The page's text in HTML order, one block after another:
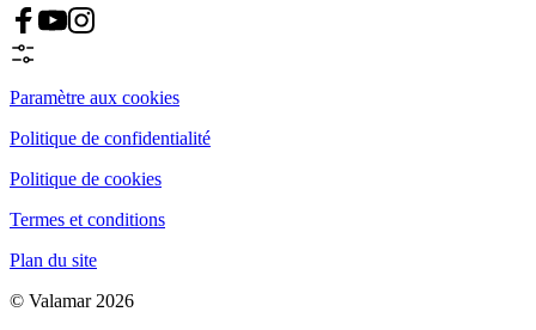
Paramètre aux cookies
Politique de confidentialité
Politique de cookies
Termes et conditions
Plan du site
© Valamar 2026